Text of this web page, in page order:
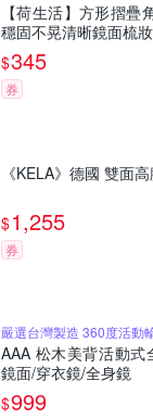
【荷生活】方形摺
穩固不晃清晰鏡面梳
$345
券
《KELA》德國 雙面
$1,255
券
嚴選台灣製造 360度活動
AAA 松木美背活動
鏡面/穿衣鏡/全身鏡
$999